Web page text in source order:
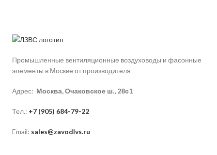
Промышленные вентиляционные воздуховоды и фасонные
элементы в Москве от производителя
Адрес: Москва, Очаковское ш., 28с1
Тел.: +7 (905) 684-79-22
Email: sales@zavodlvs.ru